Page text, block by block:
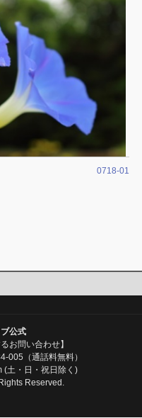
0718-01
公式
お問い合わせ】
005（通話料無料）
(土・日・祝日除く)
Reserved.